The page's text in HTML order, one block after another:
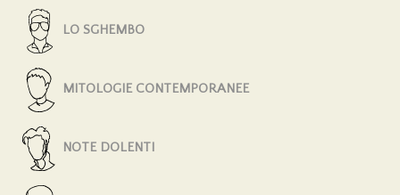
LO SGHEMBO
MITOLOGIE CONTEMPORANEE
NOTE DOLENTI